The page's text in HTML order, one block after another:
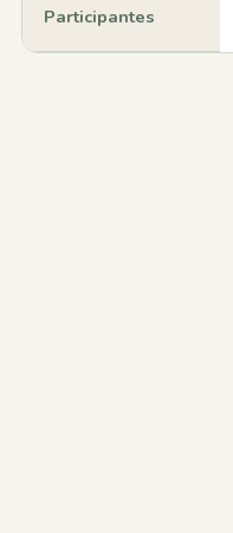
Participantes